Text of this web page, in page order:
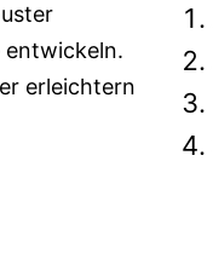
entwickeln.
erleichtern